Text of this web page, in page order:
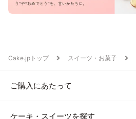
Cake.jpトップ スイーツ・お菓子
ご購入にあたって
ケーキ・スイーツを探す